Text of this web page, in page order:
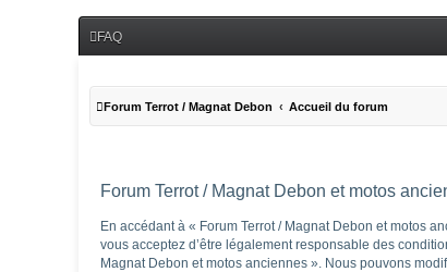
FAQ
Forum Terrot / Magnat Debon Accueil du forum
Forum Terrot / Magnat Debon et motos
En accédant à « Forum Terrot / Magnat Debon et motos
vous acceptez d’être légalement responsable des
Magnat Debon et motos anciennes ». Nous pouvons